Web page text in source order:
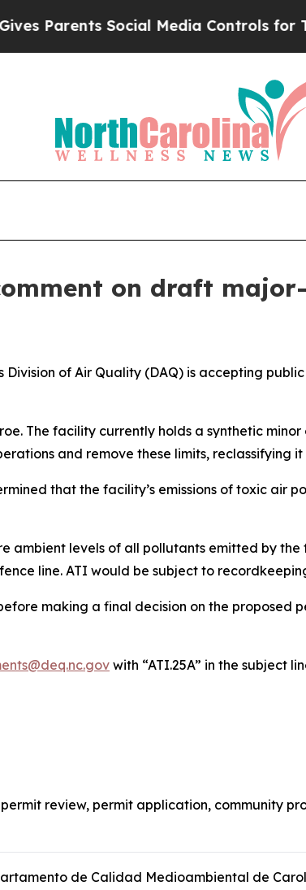
Social Media Controls for Their
on draft
Division of Air Quality (DAQ) is accepting
The facility currently holds a synthetic
and remove these limits, reclassifying
that the facility’s emissions of toxic air
ambient levels of all pollutants emitted by
line. ATI would be subject to
making a final decision on the proposed
with “ATI.25A” in the subject
review, permit application, community
de Calidad Medioambiental de